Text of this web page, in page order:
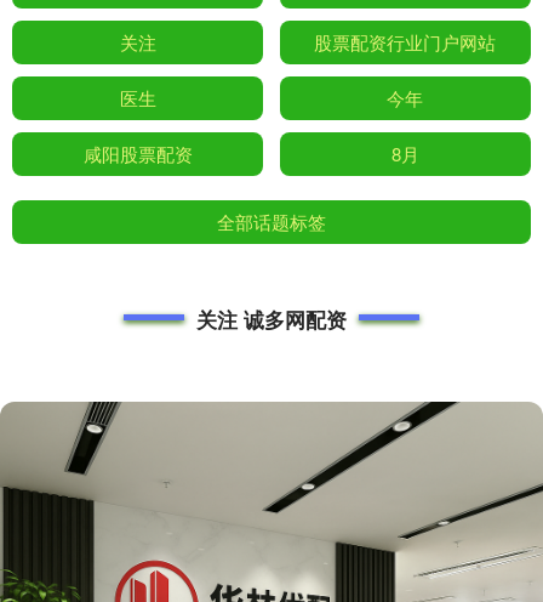
关注 股票配资行业门户网站
医生 今年
咸阳股票配资 8月
全部话题标签
关注 诚多网配资